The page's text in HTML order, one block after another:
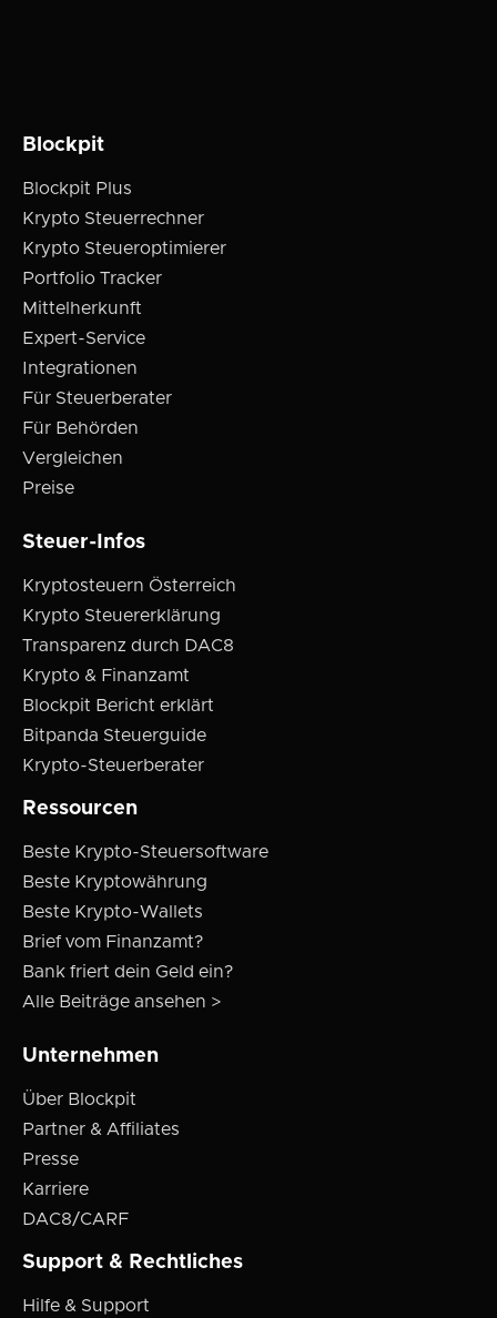
Blockpit
Blockpit Plus
Krypto Steuerrechner
Krypto Steueroptimierer
Portfolio Tracker
Mittelherkunft
Expert-Service
Integrationen
Für Steuerberater
Für Behörden
Vergleichen
Preise
Steuer-Infos
Kryptosteuern Österreich
Krypto Steuererklärung
Transparenz durch DAC8
Krypto & Finanzamt
Blockpit Bericht erklärt
Bitpanda Steuerguide
Krypto-Steuerberater
Ressourcen
Beste Krypto-Steuersoftware
Beste Kryptowährung
Beste Krypto-Wallets
Brief vom Finanzamt?
Bank friert dein Geld ein?
Alle Beiträge ansehen >
Unternehmen
Über Blockpit
Partner & Affiliates
Presse
Karriere
DAC8/CARF
Support & Rechtliches
Hilfe & Support